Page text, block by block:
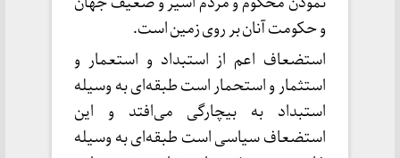
و حکومت آنان بر روی زمین است.
استضعاف اعم از استبداد و استعمار و
استثمار و استحمار است طبقه‌ای به وسیله
استبداد به بیچارگی می‌افتد و این
استضعاف سیاسی است طبقه‌ای به وسیله